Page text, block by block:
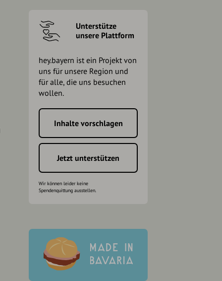
Unterstütze
unsere Plattform
hey.bayern ist ein Projekt von
uns für unsere Region und
für alle, die uns besuchen
wollen.
Inhalte vorschlagen
Jetzt unterstützen
Wir können leider keine
Spendenquittung ausstellen.